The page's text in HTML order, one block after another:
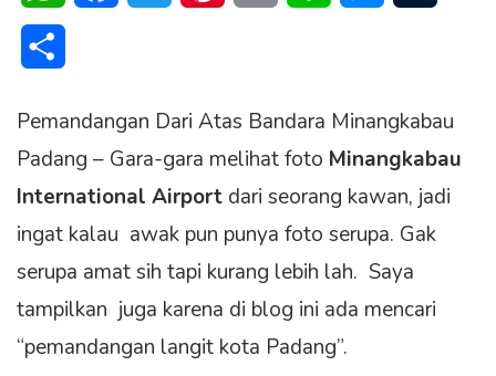
Pemandangan Dari Atas Bandara Minangkabau
Padang – Gara-gara melihat foto Minangkabau
International Airport dari seorang kawan, jadi
ingat kalau awak pun punya foto serupa. Gak
serupa amat sih tapi kurang lebih lah. Saya
tampilkan juga karena di blog ini ada mencari
“pemandangan langit kota Padang”.